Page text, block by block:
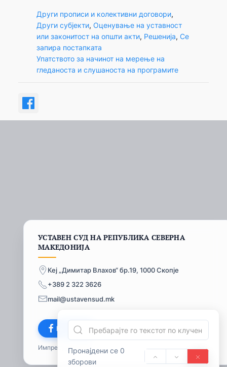
Пронајдени се 0
зборови
Други прописи и колективни договори
Други субјекти, Оценување на уставност
или законитост на општи акти, Решенија, Се
запира постапката
Упатството за начинот на мерење на
гледаноста и слушаноста на програмите
УСТАВЕН СУД НА РЕПУБЛИКА СЕВЕРНА
МАКЕДОНИЈА
Кеј „Димитар Влахов“ бр.19, 1000 Скопје
+389 2 322 3626
mail@ustavensud.mk
Facebook
Импресум© 2026